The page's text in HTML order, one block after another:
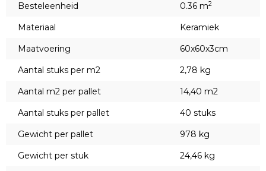
Besteleenheid
0.36 m2
Materiaal
Keramiek
Maatvoering
60x60x3cm
Aantal stuks per m2
2,78 kg
Aantal m2 per pallet
14,40 m2
Aantal stuks per pallet
40 stuks
Gewicht per pallet
978 kg
Gewicht per stuk
24,46 kg